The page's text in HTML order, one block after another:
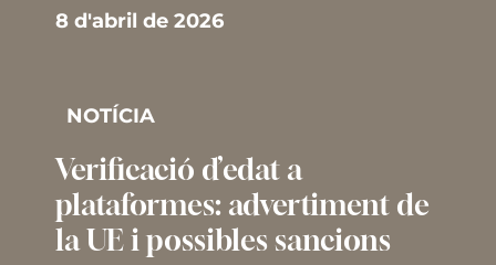
8 d'abril de 2026
NOTÍCIA
Verificació d’edat a
plataformes: advertiment de
la UE i possibles sancions